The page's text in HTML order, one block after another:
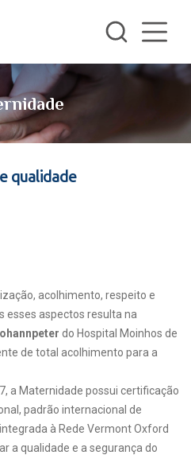
qualidade
acolhimento, respeito e
esses aspectos resulta na
do Hospital Moinhos de
de total acolhimento para a
a Maternidade possui certificação
padrão internacional de
à Rede Vermont Oxford
a qualidade e a segurança do